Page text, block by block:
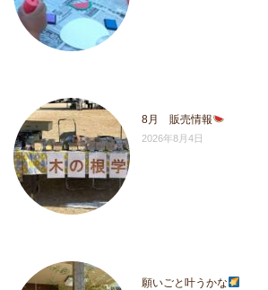
8月 販売情報
2026年8月4日
願いごと叶うかな